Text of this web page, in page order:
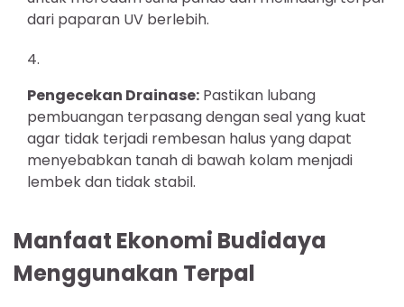
dari paparan UV berlebih.
Pengecekan Drainase: Pastikan lubang
pembuangan terpasang dengan seal yang kuat
agar tidak terjadi rembesan halus yang dapat
menyebabkan tanah di bawah kolam menjadi
lembek dan tidak stabil.
Manfaat Ekonomi Budidaya
Menggunakan Terpal